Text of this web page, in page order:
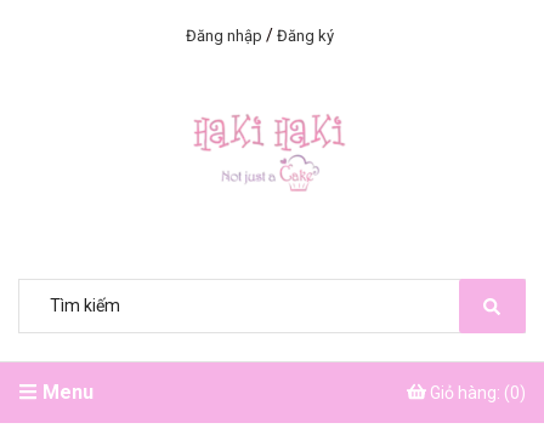
Đăng nhập / Đăng ký
Menu Giỏ hàng: (0)